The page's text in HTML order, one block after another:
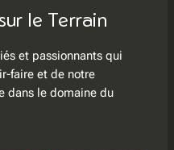
le Terrain
et passionnants qui
faire et de notre
dans le domaine du